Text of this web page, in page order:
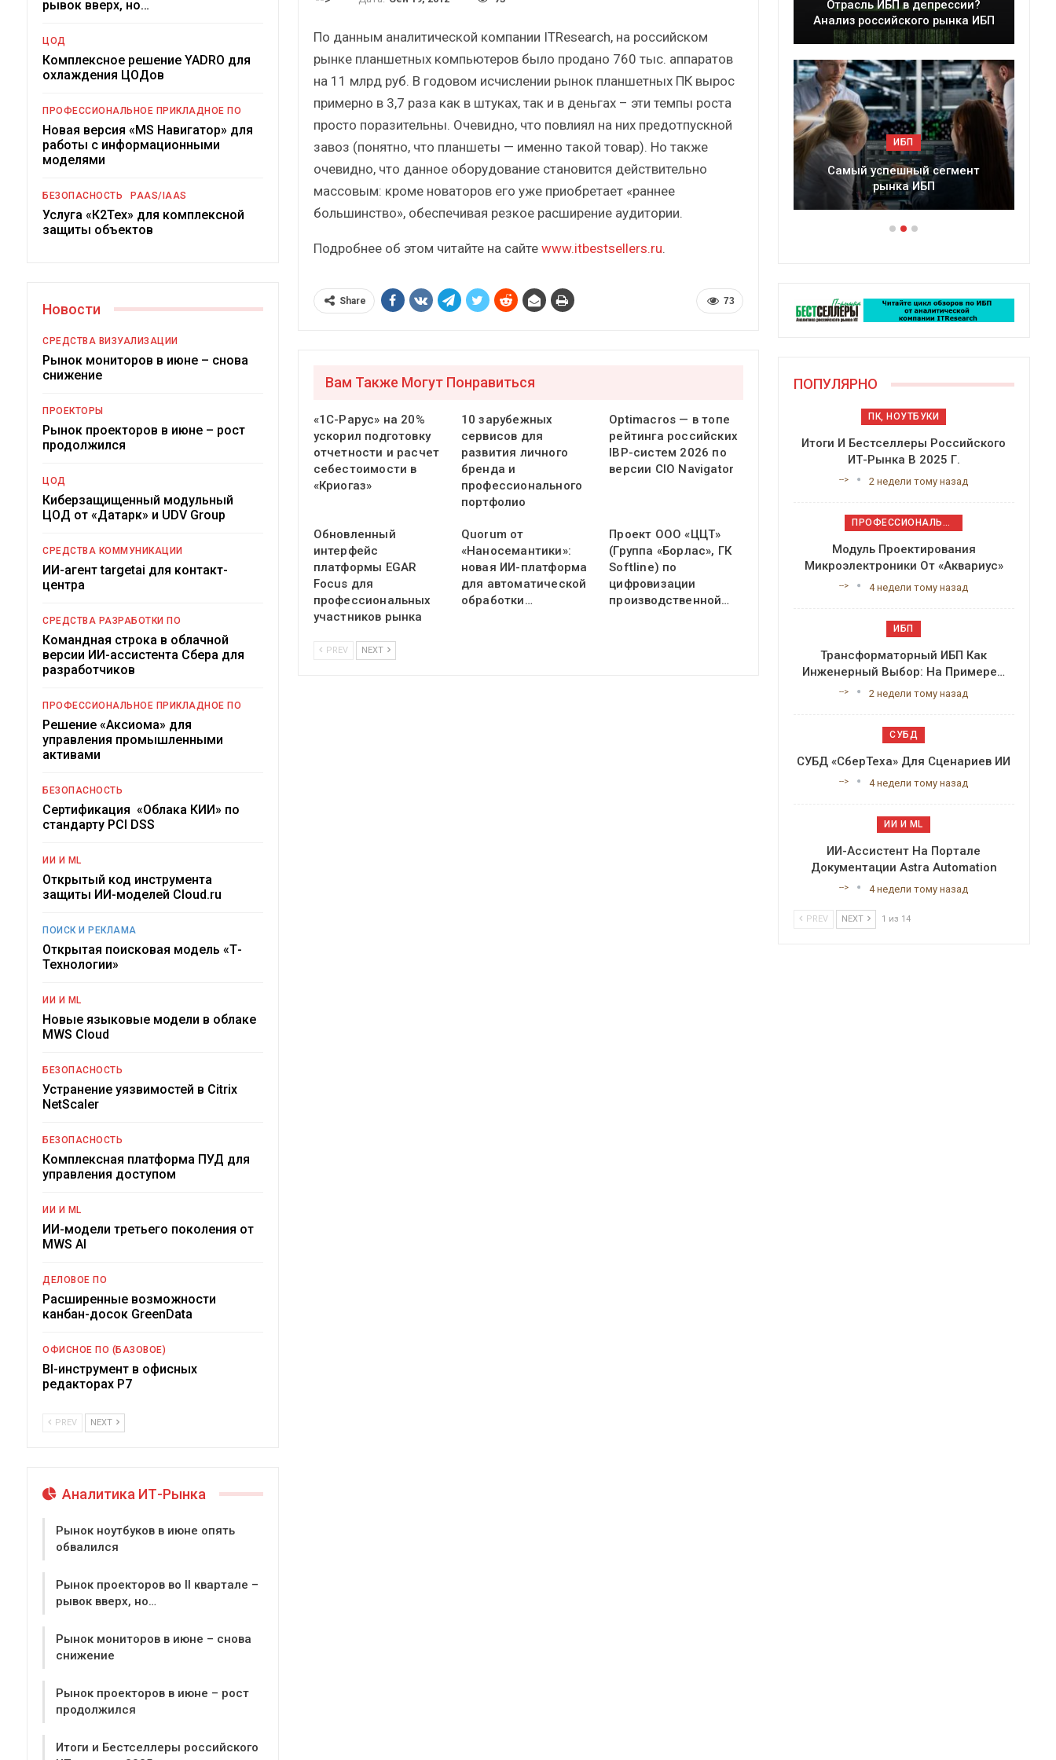
По данным аналитической компании ITResearch, на российском
рынке планшетных компьютеров было продано 760 тыс. аппаратов
на 11 млрд руб. В годовом исчислении рынок планшетных ПК вырос
примерно в 3,7 раза как в штуках, так и в деньгах – эти темпы роста
просто поразительны. Очевидно, что повлиял на них предотпускной
завоз (понятно, что планшеты — именно такой товар). Но также
очевидно, что данное оборудование становится действительно
массовым: кроме новаторов его уже приобретает «раннее
большинство», обеспечивая резкое расширение аудитории.
Подробнее об этом читайте на сайте www.itbestsellers.ru.
73
Share
Вам Также Могут Понравиться
«1С-Рарус» на 20%
ускорил подготовку
отчетности и расчет
себестоимости в
«Криогаз»
10 зарубежных
сервисов для
развития личного
бренда и
профессионального
портфолио
Optimacros — в топе
рейтинга российских
IBP-систем 2026 по
версии CIO Navigator
Обновленный
интерфейс
платформы EGAR
Focus для
профессиональных
участников рынка
Quorum от
«Наносемантики»:
новая ИИ-платформа
для автоматической
обработки…
Проект ООО «ЦЦТ»
(Группа «Борлас», ГК
Softline) по
цифровизации
производственной…
PREV NEXT
рывок вверх, но…
ЦОД
Комплексное решение YADRO для
охлаждения ЦОДов
ПРОФЕССИОНАЛЬНОЕ ПРИКЛАДНОЕ ПО
Новая версия «MS Навигатор» для
работы с информационными
моделями
БЕЗОПАСНОСТЬ PAAS/IAAS
Услуга «К2Тех» для комплексной
защиты объектов
Новости
СРЕДСТВА ВИЗУАЛИЗАЦИИ
Рынок мониторов в июне – снова
снижение
ПРОЕКТОРЫ
Рынок проекторов в июне – рост
продолжился
ЦОД
Киберзащищенный модульный
ЦОД от «Датарк» и UDV Group
СРЕДСТВА КОММУНИКАЦИИ
ИИ-агент targetai для контакт-
центра
СРЕДСТВА РАЗРАБОТКИ ПО
Командная строка в облачной
версии ИИ-ассистента Сбера для
разработчиков
ПРОФЕССИОНАЛЬНОЕ ПРИКЛАДНОЕ ПО
Решение «Аксиома» для
управления промышленными
активами
БЕЗОПАСНОСТЬ
Сертификация «Облака КИИ» по
стандарту PCI DSS
ИИ И ML
Открытый код инструмента
защиты ИИ-моделей Cloud.ru
ПОИСК И РЕКЛАМА
Открытая поисковая модель «Т-
Технологии»
ИИ И ML
Новые языковые модели в облаке
MWS Cloud
БЕЗОПАСНОСТЬ
Устранение уязвимостей в Citrix
NetScaler
БЕЗОПАСНОСТЬ
Комплексная платформа ПУД для
управления доступом
ИИ И ML
ИИ-модели третьего поколения от
MWS AI
ДЕЛОВОЕ ПО
Расширенные возможности
канбан-досок GreenData
ОФИСНОЕ ПО (БАЗОВОЕ)
BI-инструмент в офисных
редакторах Р7
PREV NEXT
Аналитика ИТ-Рынка
Рынок ноутбуков в июне опять
обвалился
Рынок проекторов во II квартале –
рывок вверх, но…
Рынок мониторов в июне – снова
снижение
Рынок проекторов в июне – рост
продолжился
Итоги и Бестселлеры российского
Краткий статистический
Подкосят ли глобальные угрозы
российский рынок ИБП?
Итоги и Бестселлеры
ИБП
Отрасль ИБП в депрессии?
Часть II.
Отрасль ИБП в депрессии?
Анализ российского рынка ИБП
Самый успешный сегмент
Краткий
сборник от…
ИБП
Подкосят ли
ПОПУЛЯРНО
ПК, НОУТБУКИ
Итоги И Бестселлеры Российского
ИТ-Рынка В 2025 Г.
--> 2 недели тому назад
ПРОФЕССИОНАЛЬНОЕ ПРИКЛАДНОЕ ПО
Модуль Проектирования
Микроэлектроники От «Аквариус»
--> 4 недели тому назад
ИБП
Трансформаторный ИБП Как
Инженерный Выбор: На Примере…
--> 2 недели тому назад
СУБД
СУБД «СберТеха» Для Сценариев ИИ
--> 4 недели тому назад
ИИ И ML
ИИ-Ассистент На Портале
Документации Astra Automation
--> 4 недели тому назад
PREV NEXT 1 из 14